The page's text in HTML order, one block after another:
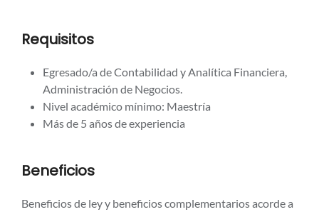
Requisitos
Egresado/a de Contabilidad y Analítica Financiera,
Administración de Negocios.
Nivel académico mínimo: Maestría
Más de 5 años de experiencia
Beneficios
Beneficios de ley y beneficios complementarios acorde a